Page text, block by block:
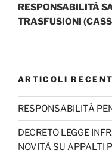
successivo
RESPONSABILITÀ
TRASFUSIONI
ARTICOLI
RESPONSABILITÀ
DECRETO LEGGE
NOVITÀ SU APPALTI